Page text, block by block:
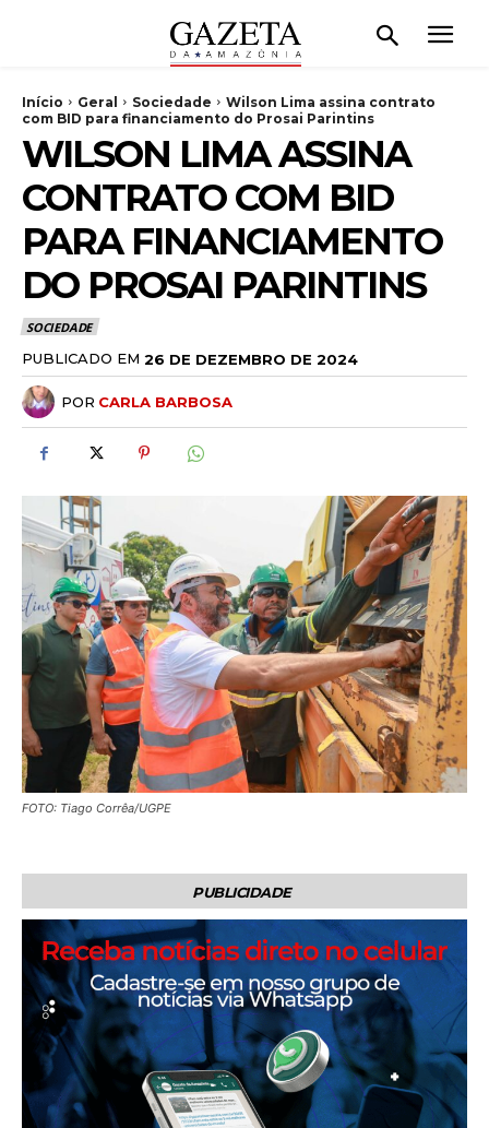
Início Geral Sociedade
Wilson Lima assina contrato
com BID para financiamento do Prosai Parintins
WILSON LIMA ASSINA
CONTRATO COM BID
PARA FINANCIAMENTO
DO PROSAI PARINTINS
SOCIEDADE
PUBLICADO EM 26 DE DEZEMBRO DE 2024
POR CARLA BARBOSA
FOTO: Tiago Corrêa/UGPE
PUBLICIDADE